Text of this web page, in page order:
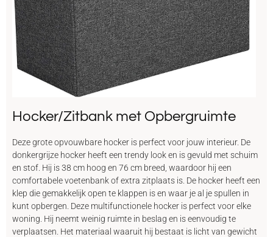
Hocker/Zitbank met Opbergruimte
Deze grote opvouwbare hocker is perfect voor jouw interieur. De
donkergrijze hocker heeft een trendy look en is gevuld met schuim
en stof. Hij is 38 cm hoog en 76 cm breed, waardoor hij een
comfortabele voetenbank of extra zitplaats is. De hocker heeft een
klep die gemakkelijk open te klappen is en waar je al je spullen in
kunt opbergen. Deze multifunctionele hocker is perfect voor elke
woning. Hij neemt weinig ruimte in beslag en is eenvoudig te
verplaatsen. Het materiaal waaruit hij bestaat is licht van gewicht